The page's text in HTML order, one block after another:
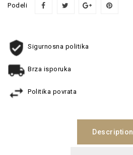
Podeli
Sigurnosna politika
Brza isporuka
Politika povrata
Description